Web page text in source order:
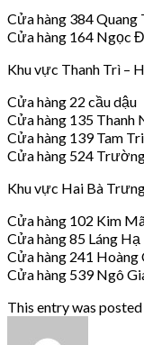
Cửa hàng 384 Quang
Cửa hàng 164 Ngọc
Khu vực Thanh Trì –
Cửa hàng 22 cầu dậu
Cửa hàng 135 Thanh
Cửa hàng 139 Tam
Cửa hàng 524
Khu vực Hai Bà
Cửa hàng 102 Kim
Cửa hàng 85 Láng Hạ
Cửa hàng 241
Cửa hàng 539 Ngô
This entry was